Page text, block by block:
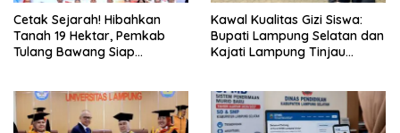
Cetak Sejarah! Hibahkan
Tanah 19 Hektar, Pemkab
Tulang Bawang Siap
Lampung
Kawal Kualitas Gizi Siswa:
Bupati Lampung Selatan dan
Kajati Lampung Tinjau